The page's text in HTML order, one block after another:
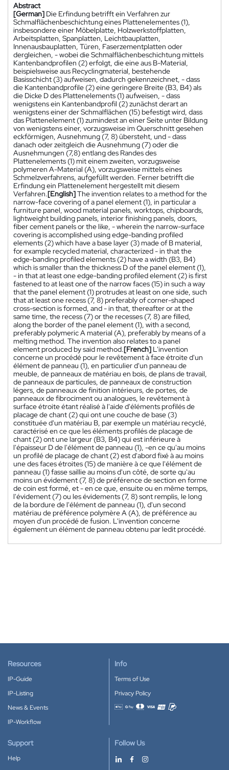
Abstract
[German] Die Erfindung betrifft ein Verfahren zur
Schmalflächenbeschichtung eines Plattenelementes (1),
insbesondere einer Möbelplatte, Holzwerkstoffplatten,
Arbeitsplatten, Spanplatten, Leichtbauplatten,
Innenausbauplatten, Türen, Faserzementplatten oder
dergleichen, - wobei die Schmalflächenbeschichtung mittels
Kantenbandprofilen (2) erfolgt, die eine aus B-Material,
beispielsweise aus Recyclingmaterial, bestehende
Basisschicht (3) aufweisen, dadurch gekennzeichnet, - dass
die Kantenbandprofile (2) eine geringere Breite (B3, B4) als
die Dicke D des Plattenelements (1) aufweisen, - dass
wenigstens ein Kantenbandprofil (2) zunächst derart an
wenigstens einer der Schmalflächen (15) befestigt wird, dass
das Plattenelement (1) zumindest an einer Seite unter Bildung
von wenigstens einer, vorzugsweise im Querschnitt gesehen
eckförmigen, Ausnehmung (7, 8) übersteht, und - dass
danach oder zeitgleich die Ausnehmung (7) oder die
Ausnehmungen (7,8) entlang des Randes des
Plattenelements (1) mit einem zweiten, vorzugsweise
polymeren A-Material (A), vorzugsweise mittels eines
Schmelzverfahrens, aufgefüllt werden. Ferner betrifft die
Erfindung ein Plattenelement hergestellt mit diesem
Verfahren.[English]The invention relates to a method for the
narrow-face covering of a panel element (1), in particular a
furniture panel, wood material panels, worktops, chipboards,
lightweight building panels, interior finishing panels, doors,
fiber cement panels or the like, - wherein the narrow-surface
covering is accomplished using edge-banding profiled
elements (2) which have a base layer (3) made of B material,
for example recycled material, characterized - in that the
edge-banding profiled elements (2) have a width (B3, B4)
which is smaller than the thickness D of the panel element (1),
- in that at least one edge-banding profiled element (2) is first
fastened to at least one of the narrow faces (15) in such a way
that the panel element (1) protrudes at least on one side, such
that at least one recess (7, 8) preferably of corner-shaped
cross-section is formed, and - in that, thereafter or at the
same time, the recess (7) or the recesses (7, 8) are filled,
along the border of the panel element (1), with a second,
preferably polymeric A material (A), preferably by means of a
melting method. The invention also relates to a panel
element produced by said method.[French] L'invention
concerne un procédé pour le revêtement à face étroite d'un
élément de panneau (1), en particulier d'un panneau de
meuble, de panneaux de matériau en bois, de plans de travail,
de panneaux de particules, de panneaux de construction
légers, de panneaux de finition intérieurs, de portes, de
panneaux de fibrociment ou analogues, le revêtement à
surface étroite étant réalisé à l'aide d'éléments profilés de
placage de chant (2) qui ont une couche de base (3)
constituée d'un matériau B, par exemple un matériau recyclé,
caractérisé en ce que les éléments profilés de placage de
chant (2) ont une largeur (B3, B4) qui est inférieure à
l'épaisseur D de l'élément de panneau (1), -en ce qu'au moins
un profilé de placage de chant (2) est d'abord fixé à au moins
une des faces étroites (15) de manière à ce que l'élément de
panneau (1) fasse saillie au moins d'un côté, de sorte qu'au
moins un évidement (7, 8) de préférence de section en forme
de coin est formé, et - en ce que, ensuite ou en même temps,
l'évidement (7) ou les évidements (7, 8) sont remplis, le long
de la bordure de l'élément de panneau (1), d'un second
matériau de préférence polymère A (A), de préférence au
moyen d'un procédé de fusion. L'invention concerne
également un élément de panneau obtenu par ledit procédé.
Resources
IP-Guide
IP-Listing
News & Events
IP-Workflow
Info
Terms of Use
Privacy Policy
Accepted payment methods
Support
Help
Follow Us